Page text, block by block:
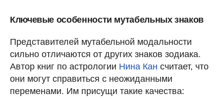
Ключевые особенности мутабельных знаков
Представителей мутабельной модальности
сильно отличаются от других знаков зодиака.
Автор книг по астрологии Нина Кан считает, что
они могут справиться с неожиданными
переменами. Им присущи такие качества: